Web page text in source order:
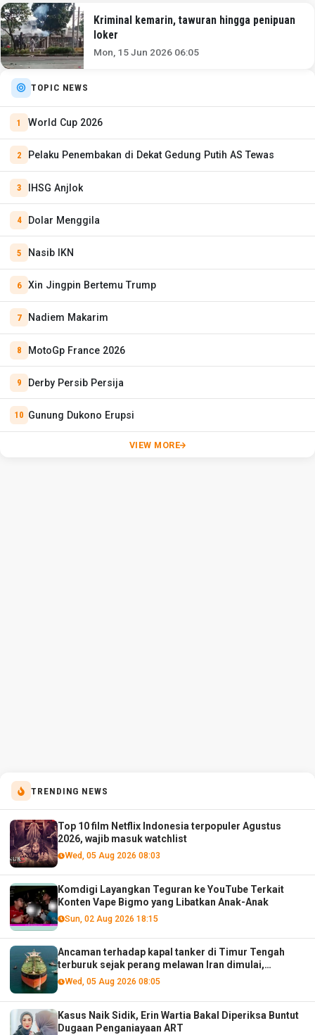
Kriminal kemarin, tawuran hingga penipuan
loker
Mon, 15 Jun 2026 06:05
TOPIC NEWS
World Cup 2026
Pelaku Penembakan di Dekat Gedung Putih AS Tewas
IHSG Anjlok
Dolar Menggila
Nasib IKN
Xin Jingpin Bertemu Trump
Nadiem Makarim
MotoGp France 2026
Derby Persib Persija
Gunung Dukono Erupsi
VIEW MORE
TRENDING NEWS
Top 10 film Netflix Indonesia terpopuler Agustus
2026, wajib masuk watchlist
Wed, 05 Aug 2026 08:03
Komdigi Layangkan Teguran ke YouTube Terkait
Konten Vape Bigmo yang Libatkan Anak-Anak
Sun, 02 Aug 2026 18:15
Ancaman terhadap kapal tanker di Timur Tengah
terburuk sejak perang melawan Iran dimulai,
menurut analis
Wed, 05 Aug 2026 08:05
Kasus Naik Sidik, Erin Wartia Bakal Diperiksa Buntut
Dugaan Penganiayaan ART